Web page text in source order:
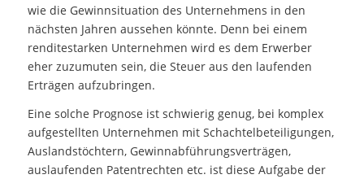
wie die Gewinnsituation des Unternehmens in den
nächsten Jahren aussehen könnte. Denn bei einem
renditestarken Unternehmen wird es dem Erwerber
eher zuzumuten sein, die Steuer aus den laufenden
Erträgen aufzubringen.
Eine solche Prognose ist schwierig genug, bei komplex
aufgestellten Unternehmen mit Schachtelbeteiligungen,
Auslandstöchtern, Gewinnabführungsverträgen,
auslaufenden Patentrechten etc. ist diese Aufgabe der